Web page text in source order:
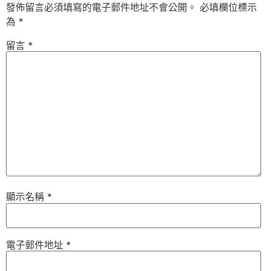
發佈留言必須填寫的電子郵件地址不會公開。 必填欄位標示
為 *
留言 *
顯示名稱 *
電子郵件地址 *